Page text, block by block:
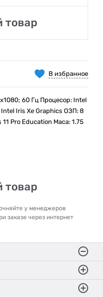
товар
В избранное
60 Гц Процесор: Intel
Intel Iris Xe Graphics ОЗП: 8
Pro Education Маса: 1.75
товар
у менеджеров
заказе через интернет